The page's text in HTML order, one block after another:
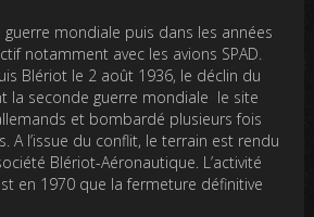
guerre mondiale puis dans les années
notamment avec les avions SPAD.
Blériot le 2 août 1936, le déclin du
la seconde guerre mondiale le site
et bombardé plusieurs fois
A l’issue du conflit, le terrain est rendu
Blériot-Aéronautique. L’activité
en 1970 que la fermeture définitive